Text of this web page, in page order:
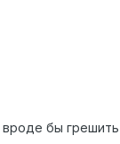
бы грешить